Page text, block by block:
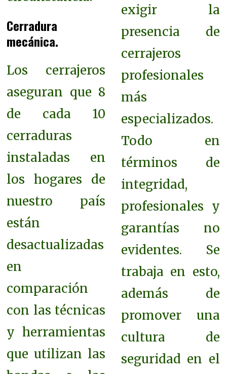
Cerradura
mecánica.
Los cerrajeros
aseguran que 8
de cada 10
cerraduras
instaladas en
los hogares de
nuestro país
están
desactualizadas
en
comparación
con las técnicas
y herramientas
que utilizan las
exigir la
presencia de
cerrajeros
profesionales
más
especializados.
Todo en
términos de
integridad,
profesionales y
garantías no
evidentes. Se
trabaja en esto,
además de
promover una
cultura de
seguridad en el